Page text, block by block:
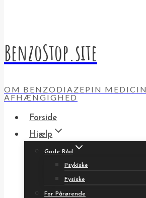
BenzoStop.site
OM BENZODIAZEPIN MEDICIN
AFHÆNGIGHED
Forside
Hjælp
Gode Råd
Psykiske
Fysiske
For Pårørende